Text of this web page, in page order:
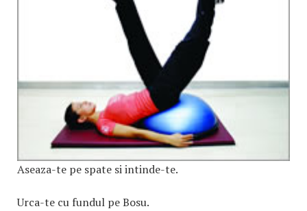
Aseaza-te pe spate si intinde-te.
Urca-te cu fundul pe Bosu.